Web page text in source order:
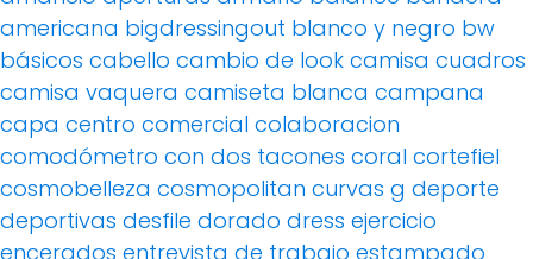
americana bigdressingout blanco y negro bw
básicos cabello cambio de look camisa cuadros
camisa vaquera camiseta blanca campana
capa centro comercial colaboracion
comodómetro con dos tacones coral cortefiel
cosmobelleza cosmopolitan curvas g deporte
deportivas desfile dorado dress ejercicio
encerados entrevista de trabajo estampado